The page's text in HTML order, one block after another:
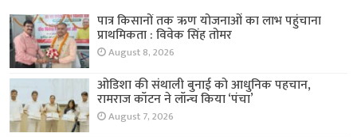
पात्र किसानों तक ऋण योजनाओं का लाभ पहुंचाना
प्राथमिकता : विवेक सिंह तोमर
August 8, 2026
ओडिशा की संथाली बुनाई को आधुनिक पहचान,
रामराज कॉटन ने लॉन्च किया ‘पंचा’
August 7, 2026